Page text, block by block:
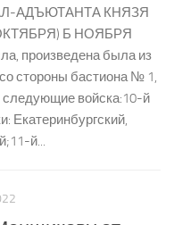
АДЪЮТАНТА КНЯЗЯ
Б НОЯБРЯ
произведена была из
стороны бастиона № 1,
следующие войска:10-й
Екатеринбургский,
й...